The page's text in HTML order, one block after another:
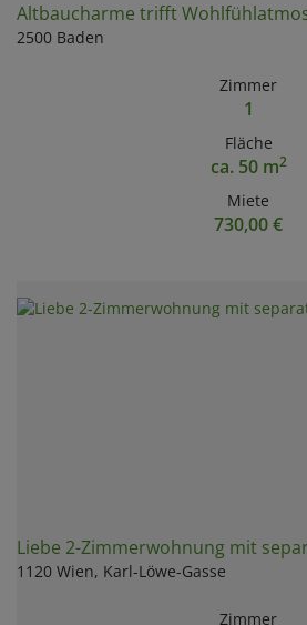
Altbaucharme trifft
2500 Baden
Zimmer
1
Fläche
ca. 50 m2
Miete
730,00 €
Liebe 2-Zimmerwohnung mit
1120 Wien, Karl-Löwe-Gasse
Zimmer